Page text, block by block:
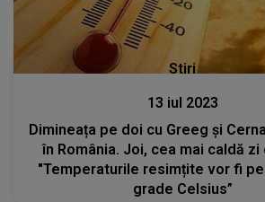
Stiri
13 iul 2023
Dimineața pe doi cu Greeg și
în România. Joi, cea mai caldă zi
"Temperaturile resimțite vor fi
grade Celsius”